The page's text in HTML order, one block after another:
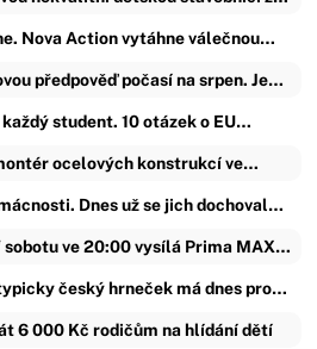
Nova Action vytáhne válečnou…
předpověď počasí na srpen. Je…
student. 10 otázek o EU…
ocelových konstrukcí ve…
Dnes už se jich dochoval…
sobotu ve 20:00 vysílá Prima MAX…
český hrneček má dnes pro…
6 000 Kč rodičům na hlídání dětí